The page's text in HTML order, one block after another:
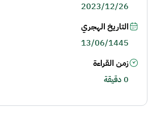
2023/12/26
التاريخ الهجري
13/06/1445
زمن القراءة
0 دقيقة